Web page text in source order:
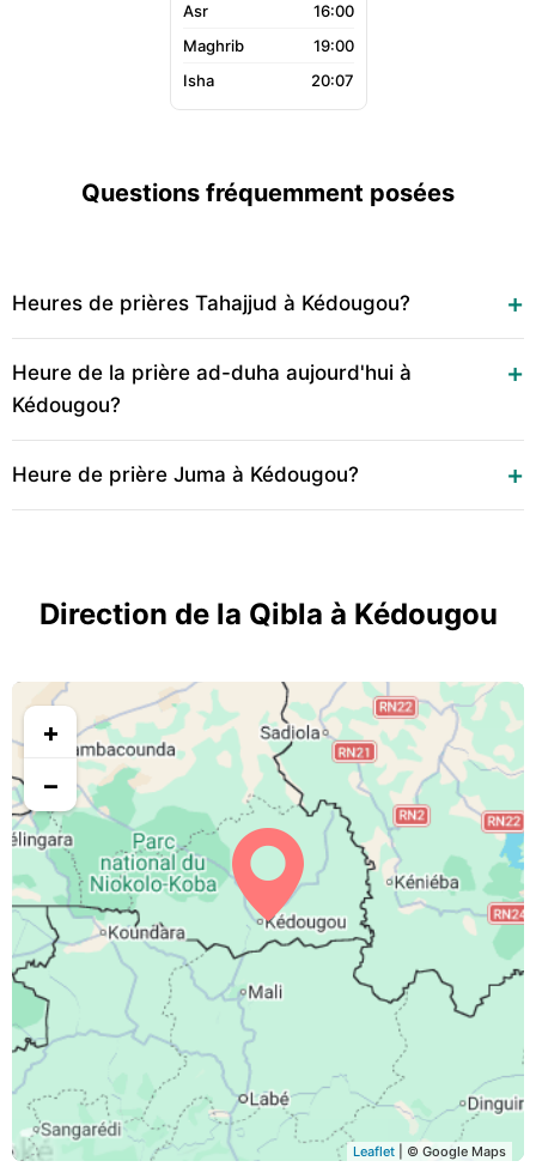
16:00
19:00
20:07
Questions fréquemment posées
Heures de prières Tahajjud à Kédougou?
Heure de la prière ad-duha aujourd'hui à
Kédougou?
Heure de prière Juma à Kédougou?
Direction de la Qibla à Kédougou
+
−
Leaflet | © Google Maps